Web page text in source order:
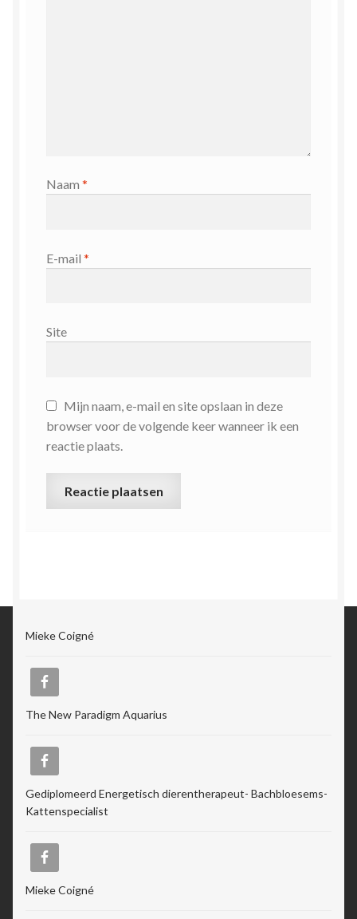
Naam *
E-mail *
Site
Mijn naam, e-mail en site opslaan in deze
browser voor de volgende keer wanneer ik een
reactie plaats.
Mieke Coigné
The New Paradigm Aquarius
Gediplomeerd Energetisch dierentherapeut- Bachbloesems-
Kattenspecialist
Mieke Coigné